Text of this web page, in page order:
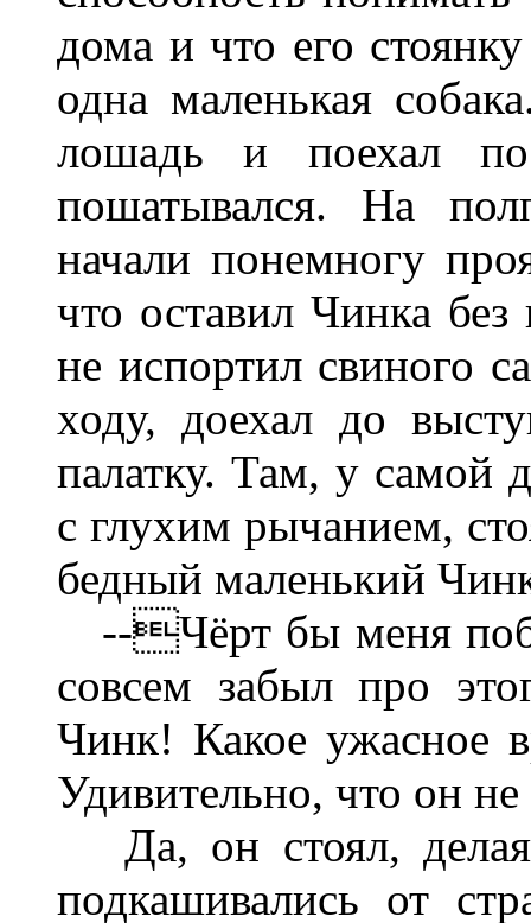
дома и что его
одна маленькая
лошадь и поехал
пошатывался. На
начали понемногу
что оставил Чинка
не испортил свиного
ходу, доехал до
палатку. Там, у самой
с глухим рычанием,
бедный маленький
--Чёрт бы меня
совсем забыл про
Чинк! Какое ужасное
Удивительно, что он
Да, он стоял,
подкашивались от